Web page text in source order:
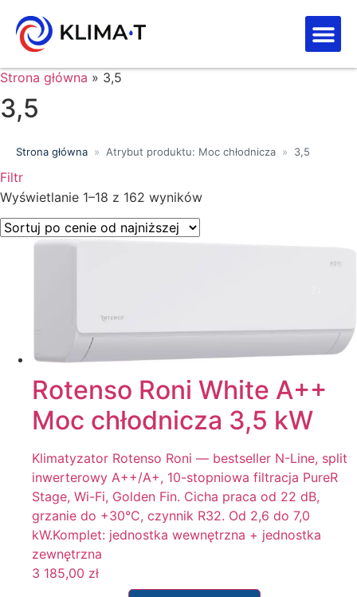
Strona główna » 3,5
3,5
Strona główna » Atrybut produktu: Moc chłodnicza » 3,5
Filtr
Price filter
Wyszukiwanie tekstowe
Kategorie produktów
Wyświetlanie 1–18 z 162 wyników
Rotenso Roni White A++
Moc chłodnicza 3,5 kW
Klimatyzator Rotenso Roni — bestseller N-Line, split
inwerterowy A++/A+, 10-stopniowa filtracja PureR
Stage, Wi-Fi, Golden Fin. Cicha praca od 22 dB,
grzanie do +30°C, czynnik R32. Od 2,6 do 7,0
kW.Komplet: jednostka wewnętrzna + jednostka
zewnętrzna
3 185,00 zł